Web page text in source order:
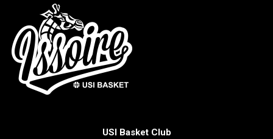
USI Basket Club